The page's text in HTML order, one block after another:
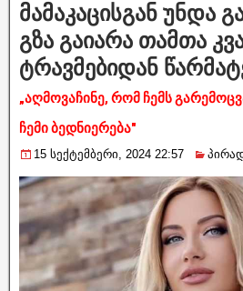
მამაკაცისგან უნდა
გზა გაიარა თამთა
ტრავმებიდან
„აღმოვაჩინე, რომ ჩემს
ჩემი ბედნიერება"
15 სექტემბერი, 2024 22:57